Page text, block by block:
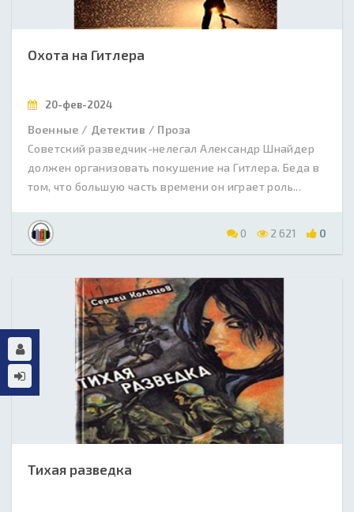
Охота на Гитлера
20-фев-2024
Военные / Детектив / Проза
Советский разведчик-нелегал Александр Шнайдер
должен организовать покушение на Гитлера. Беда в
том, что большую часть времени он играет роль...
0 2 621 0
Тихая разведка